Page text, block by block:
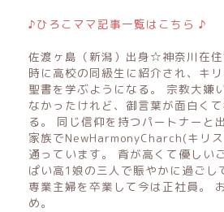
♪ひろこママ記事一覧はこちら ♪
佐渡ヶ島（新潟）出身☆神奈川在
時に高校の同級生に紹介され、キ
聖書を学ぶようになる。 宗教大嫌
なかったけれど、御言葉が面白く
る。 同じ信仰を持つパートナーと
家族でNewHarmonyCharch(キリ
通っています。 背が高くて優しい
ぱい高1娘の三人で賑やかに過ごし
専業主婦を卒業して今は正社員。
め。